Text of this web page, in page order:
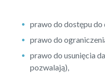
prawo do dostępu do
prawo do
prawo do usunięcia
pozwalają),